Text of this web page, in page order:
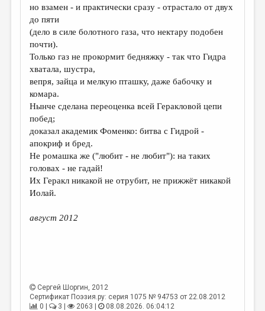
РЕДКОЛЛЕГИЯ
ОТ РЕДАКЦИИ
МАЛАЯ ПРОЗА
ЭССЕИСТИКА
ЛИТЕРАТУРОВЕДЕНИЕ
КУЛЬТУРОВЕДЕНИЕ
ПУБЛИЦИСТИКА
РЕЦЕНЗИРОВАНИЕ
ЦИКЛЫ ПУБЛИКАЦИЙ
ТРЕДИАКОВСКИЙ
но взамен - и практически сразу - отрастало от двух
до пяти
(дело в силе болотного газа, что нектару подобен
почти).
Только газ не прокормит бедняжку - так что Гидра
хватала, шустра,
вепря, зайца и мелкую пташку, даже бабочку и
комара.
Нынче сделана переоценка всей Геракловой цепи
побед;
доказал академик Фоменко: битва с Гидрой -
апокриф и бред.
Не ромашка же ("любит - не любит"): на таких
головах - не гадай!
Их Геракл никакой не отрубит, не прижжёт никакой
Иолай.
август 2012
Сергей Шоргин, 2012
Сертификат Поэзия.ру: серия 1075 № 94753 от 22.08.2012
0 |
3 | 2063 |
08.08.2026. 06:04:12